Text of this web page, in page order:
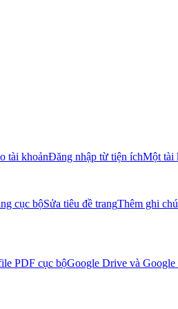
tài khoảnĐăng nhập từ tiện íchMột tài
cục bộSửa tiêu đề trangThêm ghi
PDF cục bộGoogle Drive và Google